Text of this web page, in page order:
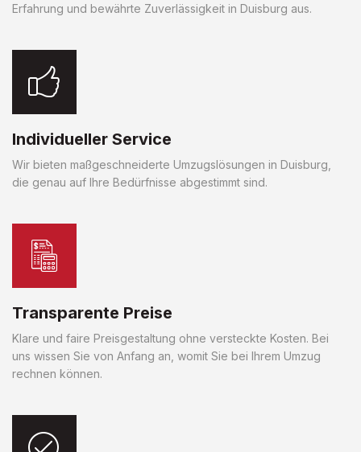
Erfahrung und bewährte Zuverlässigkeit in Duisburg aus.
Individueller Service
Wir bieten maßgeschneiderte Umzugslösungen in Duisburg,
die genau auf Ihre Bedürfnisse abgestimmt sind.
Transparente Preise
Klare und faire Preisgestaltung ohne versteckte Kosten. Bei
uns wissen Sie von Anfang an, womit Sie bei Ihrem Umzug
rechnen können.